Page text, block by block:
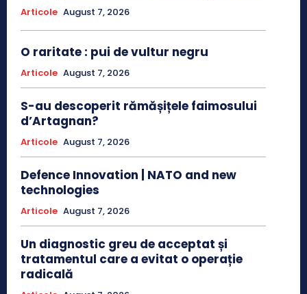
Articole August 7, 2026
O raritate : pui de vultur negru
Articole August 7, 2026
S-au descoperit rămășițele faimosului
d’Artagnan?
Articole August 7, 2026
Defence Innovation | NATO and new
technologies
Articole August 7, 2026
Un diagnostic greu de acceptat și
tratamentul care a evitat o operație
radicală